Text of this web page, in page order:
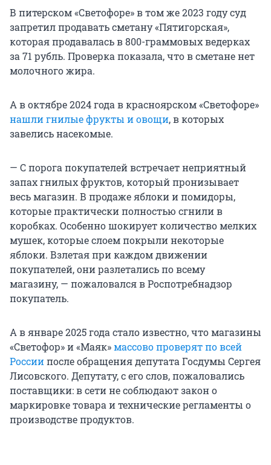
В питерском «Светофоре» в том же 2023 году суд
запретил продавать сметану «Пятигорская»,
которая продавалась в 800-граммовых ведерках
за 71 рубль. Проверка показала, что в сметане нет
молочного жира.
А в октябре 2024 года в красноярском «Светофоре»
нашли гнилые фрукты и овощи, в которых
завелись насекомые.
— С порога покупателей встречает неприятный
запах гнилых фруктов, который пронизывает
весь магазин. В продаже яблоки и помидоры,
которые практически полностью сгнили в
коробках. Особенно шокирует количество мелких
мушек, которые слоем покрыли некоторые
яблоки. Взлетая при каждом движении
покупателей, они разлетались по всему
магазину, — пожаловался в Роспотребнадзор
покупатель.
А в январе 2025 года стало известно, что магазины
«Светофор» и «Маяк»массово проверят по всей
Россиипосле обращения депутата Госдумы Сергея
Лисовского. Депутату, с его слов, пожаловались
поставщики: в сети не соблюдают закон о
маркировке товара и технические регламенты о
производстве продуктов.